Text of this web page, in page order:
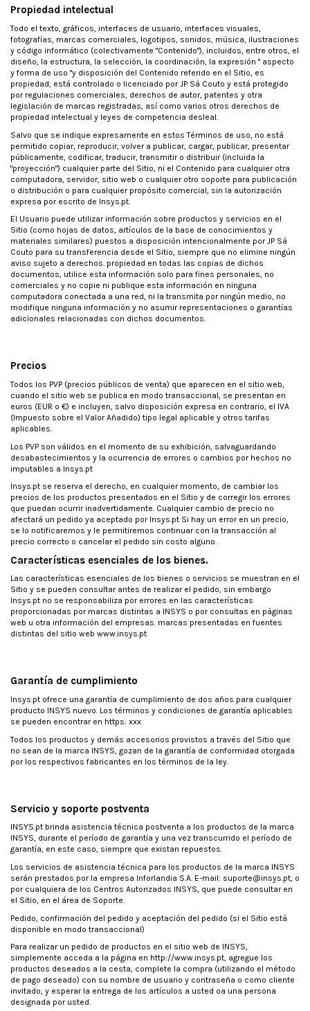
Propiedad intelectual
Todo el texto, gráficos, interfaces de usuario, interfaces visuales,
fotografías, marcas comerciales, logotipos, sonidos, música, ilustraciones
y código informático (colectivamente "Contenido"), incluidos, entre otros, el
diseño, la estructura, la selección, la coordinación, la expresión " aspecto
y forma de uso "y disposición del Contenido referido en el Sitio, es
propiedad, está controlado o licenciado por JP Sá Couto y está protegido
por regulaciones comerciales, derechos de autor, patentes y otra
legislación de marcas registradas, así como varios otros derechos de
propiedad intelectual y leyes de competencia desleal.
Salvo que se indique expresamente en estos Términos de uso, no está
permitido copiar, reproducir, volver a publicar, cargar, publicar, presentar
públicamente, codificar, traducir, transmitir o distribuir (incluida la
"proyección") cualquier parte del Sitio, ni el Contenido para cualquier otra
computadora, servidor, sitio web o cualquier otro soporte para publicación
o distribución o para cualquier propósito comercial, sin la autorización
expresa por escrito de Insys.pt.
El Usuario puede utilizar información sobre productos y servicios en el
Sitio (como hojas de datos, artículos de la base de conocimientos y
materiales similares) puestos a disposición intencionalmente por JP Sá
Couto para su transferencia desde el Sitio, siempre que no elimine ningún
aviso sujeto a derechos. propiedad en todas las copias de dichos
documentos, utilice esta información solo para fines personales, no
comerciales y no copie ni publique esta información en ninguna
computadora conectada a una red, ni la transmita por ningún medio, no
modifique ninguna información y no asumir representaciones o garantías
adicionales relacionadas con dichos documentos.
Precios
Todos los PVP (precios públicos de venta) que aparecen en el sitio web,
cuando el sitio web se publica en modo transaccional, se presentan en
euros (EUR o €) e incluyen, salvo disposición expresa en contrario, el IVA
(Impuesto sobre el Valor Añadido) tipo legal aplicable y otros tarifas
aplicables.
Los PVP son válidos en el momento de su exhibición, salvaguardando
desabastecimientos y la ocurrencia de errores o cambios por hechos no
imputables a Insys.pt
Insys.pt se reserva el derecho, en cualquier momento, de cambiar los
precios de los productos presentados en el Sitio y de corregir los errores
que puedan ocurrir inadvertidamente. Cualquier cambio de precio no
afectará un pedido ya aceptado por Insys.pt Si hay un error en un precio,
se lo notificaremos y le permitiremos continuar con la transacción al
precio correcto o cancelar el pedido sin costo alguno.
Características esenciales de los bienes.
Las características esenciales de los bienes o servicios se muestran en el
Sitio y se pueden consultar antes de realizar el pedido, sin embargo
Insys.pt no se responsabiliza por errores en las características
proporcionadas por marcas distintas a INSYS o por consultas en páginas
web u otra información del empresas. marcas presentadas en fuentes
distintas del sitio web www.insys.pt
Garantía de cumplimiento
Insys.pt ofrece una garantía de cumplimiento de dos años para cualquier
producto INSYS nuevo. Los términos y condiciones de garantía aplicables
se pueden encontrar en https: xxx
Todos los productos y demás accesorios provistos a través del Sitio que
no sean de la marca INSYS, gozan de la garantía de conformidad otorgada
por los respectivos fabricantes en los términos de la ley.
Servicio y soporte postventa
INSYS.pt brinda asistencia técnica postventa a los productos de la marca
INSYS, durante el período de garantía y una vez transcurrido el período de
garantía, en este caso, siempre que existan repuestos.
Los servicios de asistencia técnica para los productos de la marca INSYS
serán prestados por la empresa Inforlandia S.A. E-mail: suporte@insys.pt, o
por cualquiera de los Centros Autorizados INSYS, que puede consultar en
el Sitio, en el área de Soporte.
Pedido, confirmación del pedido y aceptación del pedido (si el Sitio está
disponible en modo transaccional)
Para realizar un pedido de productos en el sitio web de INSYS,
simplemente acceda a la página en http://www.insys.pt, agregue los
productos deseados a la cesta, complete la compra (utilizando el método
de pago deseado) con su nombre de usuario y contraseña o como cliente
invitado, y esperar la entrega de los artículos a usted oa una persona
designada por usted.